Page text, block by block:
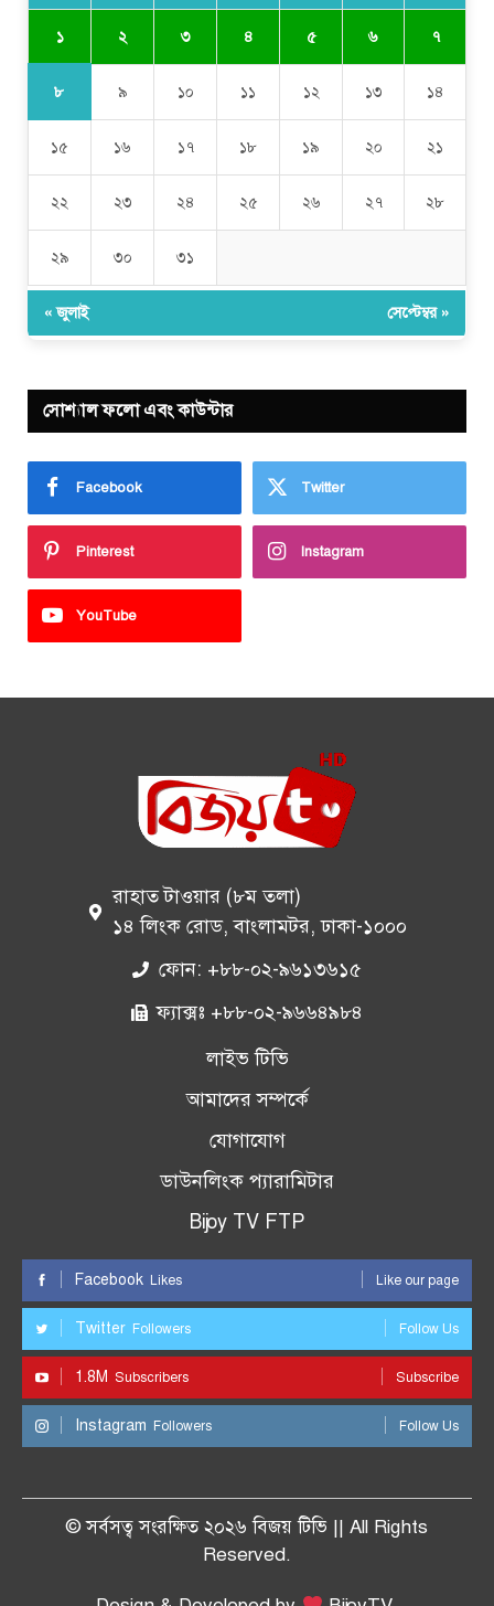
১ ২ ৩ ৪ ৫ ৬ ৭
৮ ৯ ১০ ১১ ১২ ১৩ ১৪
১৫ ১৬ ১৭ ১৮ ১৯ ২০ ২১
২২ ২৩ ২৪ ২৫ ২৬ ২৭ ২৮
২৯ ৩০ ৩১
« জুলাই সেপ্টেম্বর »
সোশ্যাল ফলো এবং কাউন্টার
Facebook Twitter
Pinterest Instagram
YouTube
রাহাত টাওয়ার (৮ম তলা)
১৪ লিংক রোড, বাংলামটর, ঢাকা-১০০০
ফোন: +৮৮-০২-৯৬১৩৬১৫
ফ্যাক্সঃ +৮৮-০২-৯৬৬৪৯৮৪
লাইভ টিভি
আমাদের সম্পর্কে
যোগাযোগ
ডাউনলিংক প্যারামিটার
Bijoy TV FTP
Facebook Likes Like our page
Twitter Followers Follow Us
1.8M Subscribers Subscribe
Instagram Followers Follow Us
© সর্বসত্ব সংরক্ষিত ২০২৬ বিজয় টিভি || All Rights
Reserved.